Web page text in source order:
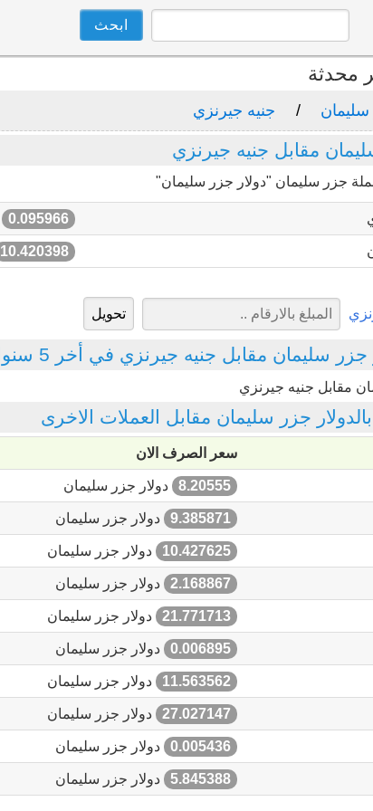
محدثة
سليمان جنيه جيرنزي
مقابل جنيه جيرنزي
جزر سليمان "دولار جزر سليمان"
0.095966
10.420398
سليمان مقابل جنيه جيرنزي في أخر 5 سنوات
بالدولار جزر سليمان مقابل العملات الاخرى
سعر الصرف الان
8.20555 دولار جزر سليمان
9.385871 دولار جزر سليمان
10.427625 دولار جزر سليمان
2.168867 دولار جزر سليمان
21.771713 دولار جزر سليمان
0.006895 دولار جزر سليمان
11.563562 دولار جزر سليمان
27.027147 دولار جزر سليمان
0.005436 دولار جزر سليمان
5.845388 دولار جزر سليمان